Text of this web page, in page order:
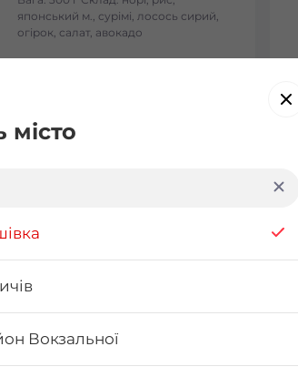
місто
Вокзальної
японський м., сурімі, лосось сирий,
огірок, салат, авокадо